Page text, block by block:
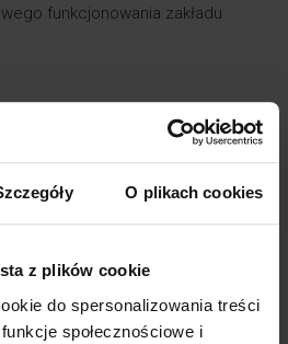
O plikach cookies
z plików cookie
do spersonalizowania treści
społecznościowe i
funkcjonowania zakładu
strefy-inwestycji.html